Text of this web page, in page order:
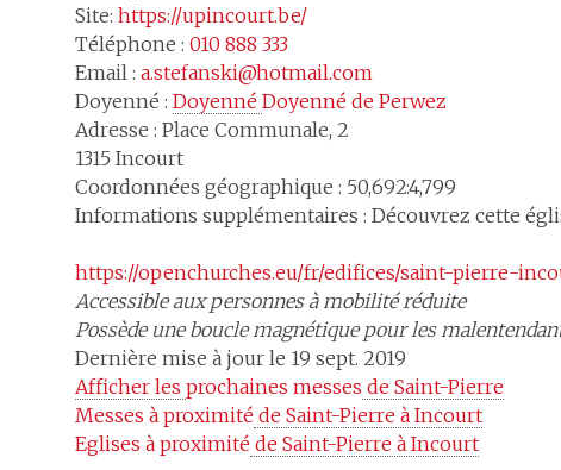
Site: https://upincourt.be/
Téléphone : 010 888 333
Email : a.stefanski@hotmail.com
Doyenné : Doyenné Doyenné de Perwez
Adresse : Place Communale, 2
1315 Incourt
Coordonnées géographique : 50,692:4,799
Informations supplémentaires : Découvrez cette
https://openchurches.eu/fr/edifices/saint-pierre-
Accessible aux personnes à mobilité réduite
Possède une boucle magnétique pour les
Dernière mise à jour le 19 sept. 2019
Afficher les prochaines messes de Saint-Pierre
Messes à proximité de Saint-Pierre à Incourt
Eglises à proximité de Saint-Pierre à Incourt